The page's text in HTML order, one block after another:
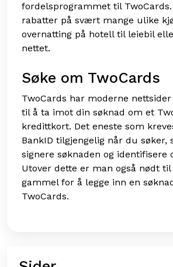
fordelsprogrammet til
rabatter på svært mange ulike
overnatting på hotell til leiebil
nettet.
Søke om TwoCards
TwoCards har moderne
til å ta imot din søknad om et
kredittkort. Det eneste som
BankID tilgjengelig når du søker,
signere søknaden og identifisere
Utover dette er man også nødt
gammel for å legge inn en
TwoCards.